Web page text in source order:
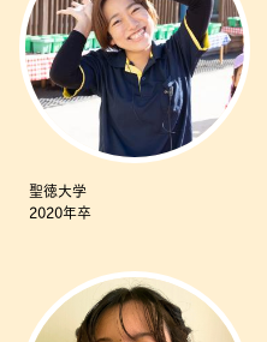
聖徳大学
2020年卒